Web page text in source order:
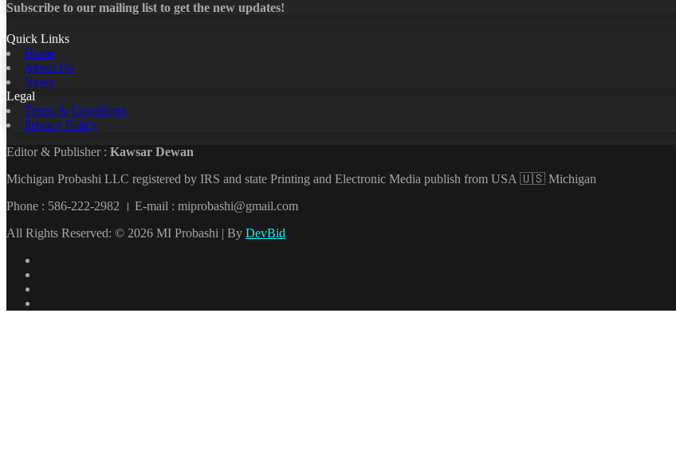
Subscribe to our mailing list to get the new updates!
Quick Links
Home
About Us
News
Legal
Terms & Conditions
Privacy Policy
Editor & Publisher : Kawsar Dewan
Michigan Probashi LLC registered by IRS and state Printing and Electronic Media publish from USA 🇺🇸 Michigan
Phone : 586-222-2982 । E-mail : miprobashi@gmail.com
All Rights Reserved: © 2026 MI Probashi | By DevBid